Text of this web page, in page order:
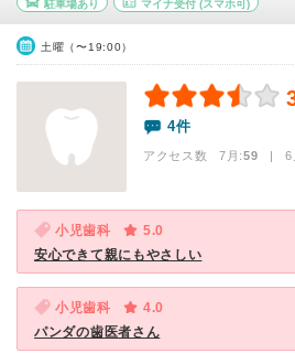
駐車場あり マイナ受付(スマホ可)
土曜（〜19:00）
4件
アクセス数 7月:59 | 6
小児歯科
5.0
安心できて親にもやさしい
小児歯科
4.0
パンダの歯医者さん